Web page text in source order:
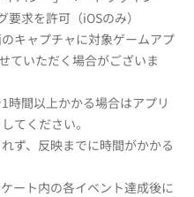
求を許可（iOSのみ）
キャプチャに対象ゲームアプ
ていただく場合がございま
時間以上かかる場合はアプリ
てください。
ず、反映までに時間がかかる
ート内の各イベント達成後に